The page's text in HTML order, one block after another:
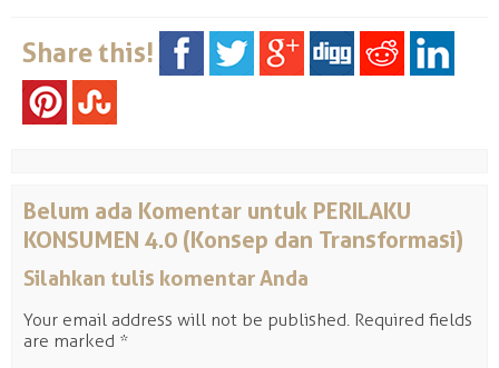
Share this!
Belum ada Komentar untuk PERILAKU
KONSUMEN 4.0 (Konsep dan Transformasi)
Silahkan tulis komentar Anda
Your email address will not be published. Required fields
are marked *